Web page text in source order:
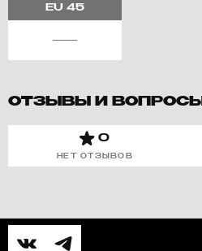
EU 45
ОТЗЫВЫ И ВОПРОСЫ
0
НЕТ ОТЗЫВОВ